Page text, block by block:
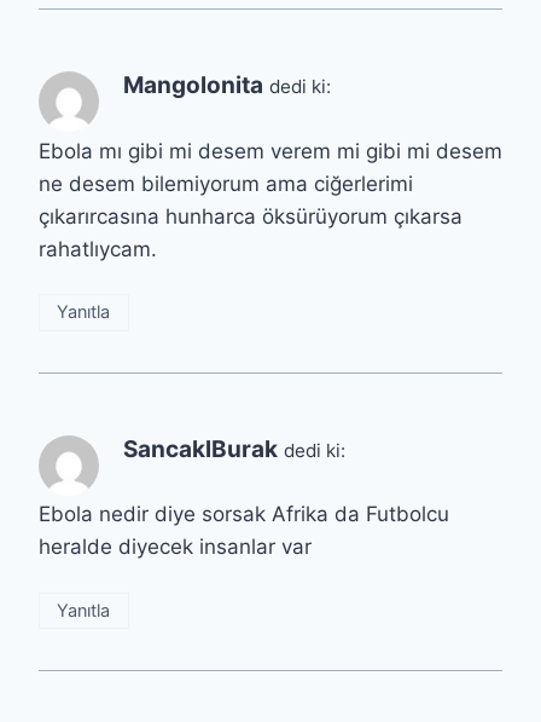
Mangolonita dedi ki:
Ebola mı gibi mi desem verem mi gibi mi desem
ne desem bilemiyorum ama ciğerlerimi
çıkarırcasına hunharca öksürüyorum çıkarsa
rahatlıycam.
Yanıtla
SancaklBurak dedi ki:
Ebola nedir diye sorsak Afrika da Futbolcu
heralde diyecek insanlar var
Yanıtla